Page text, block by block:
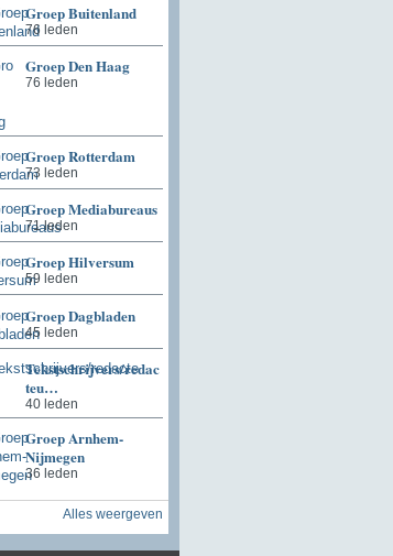
Groep Buitenland
76 leden
Groep Den Haag
76 leden
Groep Rotterdam
73 leden
Groep Mediabureaus
71 leden
Groep Hilversum
59 leden
Groep Dagbladen
45 leden
Tekstschrijvers/redac
teu…
40 leden
Groep Arnhem-
Nijmegen
36 leden
Alles weergeven